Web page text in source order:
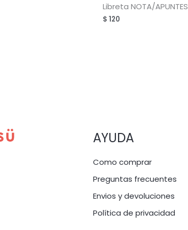
Libreta NOTA/APUNTES
$ 120
AYUDA
Como comprar
Preguntas frecuentes
Envios y devoluciones
Política de privacidad